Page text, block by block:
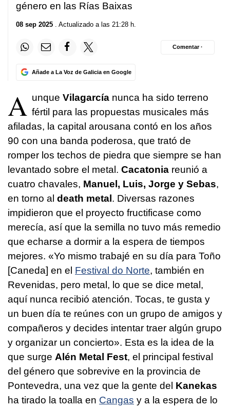
género en las Rías Baixas
08 sep 2025 . Actualizado a las 21:28 h.
Añade a La Voz de Galicia en Google
Comentar ·
A unque Vilagarcía nunca ha sido terreno
fértil para las propuestas musicales más
afiladas, la capital arousana contó en los años
90 con una banda poderosa, que trató de
romper los techos de piedra que siempre se han
levantado sobre el metal. Cacatonia reunió a
cuatro chavales, Manuel, Luis, Jorge y Sebas,
en torno al death metal. Diversas razones
impidieron que el proyecto fructificase como
merecía, así que la semilla no tuvo más remedio
que echarse a dormir a la espera de tiempos
mejores. «Yo mismo trabajé en su día para Toño
[Caneda] en el Festival do Norte, también en
Revenidas, pero metal, lo que se dice metal,
aquí nunca recibió atención. Tocas, te gusta y
un buen día te reúnes con un grupo de amigos y
compañeros y decides intentar traer algún grupo
y organizar un concierto». Esta es la idea de la
que surge Alén Metal Fest, el principal festival
del género que sobrevive en la provincia de
Pontevedra, una vez que la gente del Kanekas
ha tirado la toalla en Cangas y a la espera de lo